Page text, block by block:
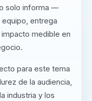
solo informa —
entrega
medible en
para este tema
de la audiencia,
industria y los